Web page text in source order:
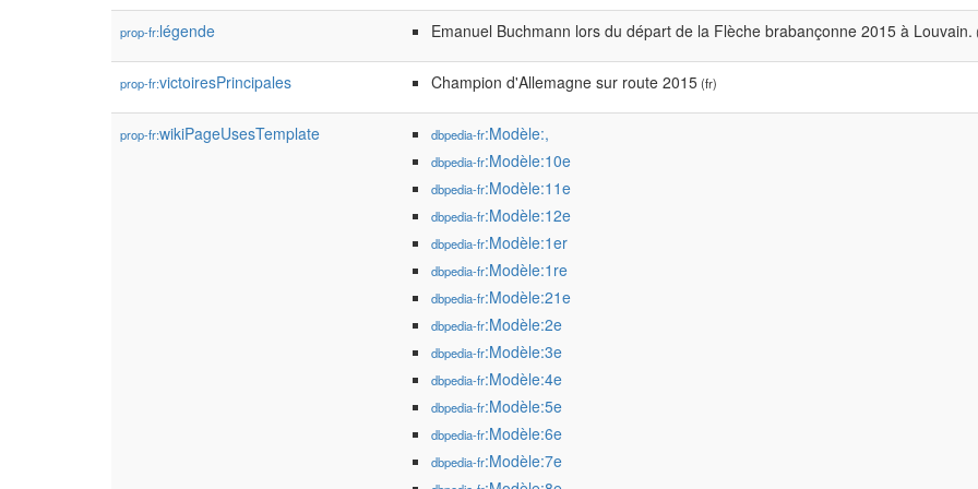
prop-fr:légende Emanuel Buchmann lors du départ de la Flèche brabançonne 2015 à Louvain.
prop-fr:victoiresPrincipales Champion d'Allemagne sur route 2015(fr)
prop-fr:wikiPageUsesTemplate dbpedia-fr:Modèle:,
dbpedia-fr:Modèle:10e
dbpedia-fr:Modèle:11e
dbpedia-fr:Modèle:12e
dbpedia-fr:Modèle:1er
dbpedia-fr:Modèle:1re
dbpedia-fr:Modèle:21e
dbpedia-fr:Modèle:2e
dbpedia-fr:Modèle:3e
dbpedia-fr:Modèle:4e
dbpedia-fr:Modèle:5e
dbpedia-fr:Modèle:6e
dbpedia-fr:Modèle:7e